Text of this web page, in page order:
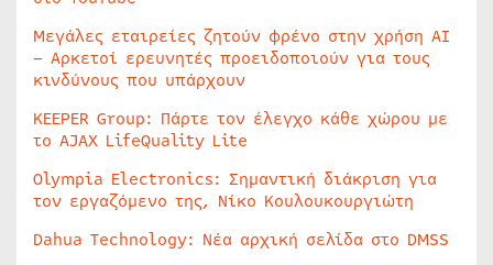
Μεγάλες εταιρείες ζητούν φρένο στην χρήση AI
– Αρκετοί ερευνητές προειδοποιούν για τους
κινδύνους που υπάρχουν
KEEPER Group: Πάρτε τον έλεγχο κάθε χώρου με
το AJAX LifeQuality Lite
Olympia Electronics: Σημαντική διάκριση για
τον εργαζόμενο της, Νίκο Κουλουκουργιώτη
Dahua Technology: Νέα αρχική σελίδα στο DMSS